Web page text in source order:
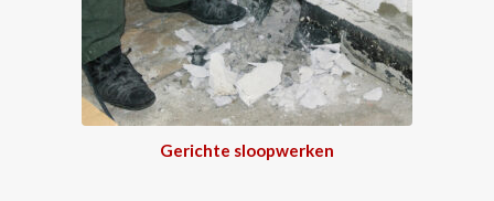
Gerichte sloopwerken